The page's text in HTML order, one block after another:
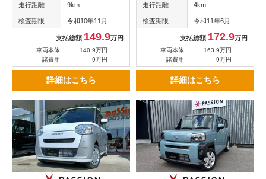
走行距離 9km
検査期限 令和10年11月
支払総額 149.9万円
車両本体
140.9万円
諸費用
9万円
詳細はこちら
走行距離 4km
検査期限 令和11年6月
支払総額 172.9万円
車両本体
163.9万円
諸費用
9万円
詳細はこちら